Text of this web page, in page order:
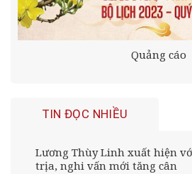
Quảng cáo
TIN ĐỌC NHIỀU
Lương Thùy Linh xuất hiện
trịa, nghi vấn mới tăng cân